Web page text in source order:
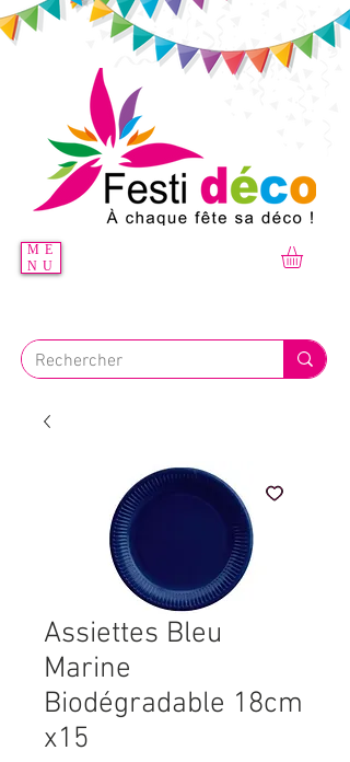
ME
NU
Assiettes Bleu
Marine
Biodégradable 18cm
x15